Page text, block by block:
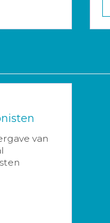
van